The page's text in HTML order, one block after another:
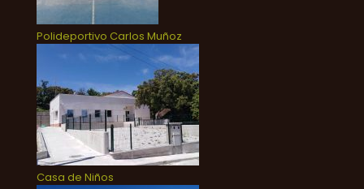
Polideportivo Carlos Muñoz
Casa de Niños